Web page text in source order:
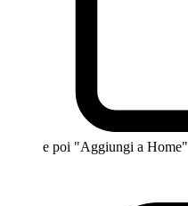
e poi "Aggiungi a Home"